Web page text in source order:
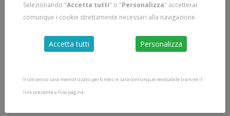
COGNOME
Selezionando "Accetta tutti" o "Personalizza" accetterai
comunque i cookie strettamente necessari alla navigazione.
Accetta tutti Personalizza
Il consenso sarà memorizzato per 6 mesi e sarà comunque revocabile tramite il
link presente a fine pagina.